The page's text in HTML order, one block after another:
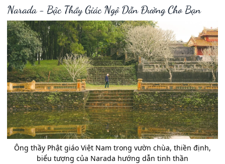
Narada - Bậc Thầy Giác Ngộ Dẫn Đường Cho Bạn
Ông thầy Phật giáo Việt Nam trong vườn chùa, thiền định,
biểu tượng của Narada hướng dẫn tinh thần